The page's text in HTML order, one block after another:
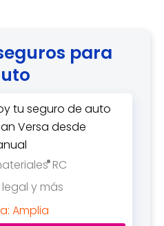
para
tu seguro de auto
Versa desde
RC
y más
Amplia